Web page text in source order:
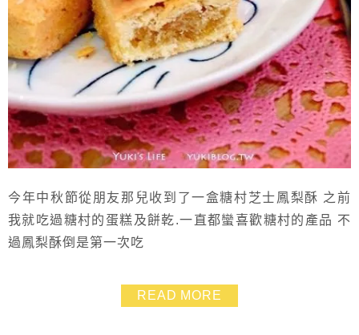
今年中秋節從朋友那兒收到了一盒糖村芝士鳳梨酥 之前
我就吃過糖村的蛋糕及餅乾.一直都蠻喜歡糖村的產品 不
過鳳梨酥倒是第一次吃
READ MORE